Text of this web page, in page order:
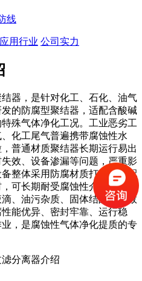
线
应用行业 公司实力
器，是针对化工、石化、油气
的防腐型聚结器，适配含酸碱
殊气体净化工况。工业恶劣工
化工尾气普遍携带腐蚀性水
普通材质聚结器长期运行易出
效、设备渗漏等问题，严重影
整体采用防腐材质打造，搭配
可长期耐受腐蚀性介质冲刷与
、油污杂质、固体结晶，高效
能优异、密封牢靠、运行稳
，是腐蚀性气体净化提质的专